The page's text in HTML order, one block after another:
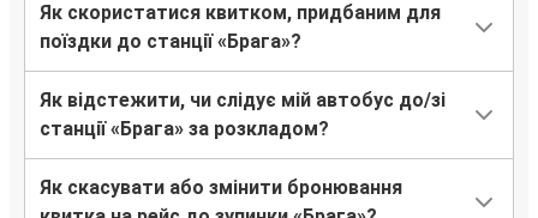
Як скористатися квитком, придбаним для
поїздки до станції «Брага»?
Як відстежити, чи слідує мій автобус до/зі
станції «Брага» за розкладом?
Як скасувати або змінити бронювання